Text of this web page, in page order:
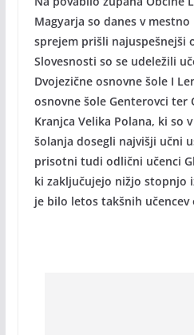
Magyarja so danes v
sprejem prišli najuspešnejši
Slovesnosti so se udeležili
Dvojezične osnovne šole I
osnovne šole Genterovci ter
Kranjca Velika Polana, ki so
šolanja dosegli najvišji učni
prisotni tudi odlični učenci
ki zaključujejo nižjo stopnjo
je bilo letos takšnih učencev